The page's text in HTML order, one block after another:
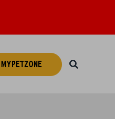
MYPETZONE